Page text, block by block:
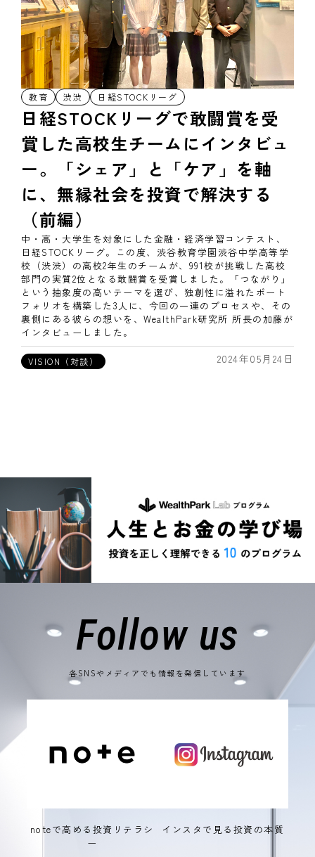
教育 渋渋 日経STOCKリーグ
日経STOCKリーグで敢闘賞を受
賞した高校生チームにインタビュ
ー。「シェア」と「ケア」を軸
に、無縁社会を投資で解決する
（前編）
中・高・大学生を対象にした金融・経済学習コンテスト、
日経STOCKリーグ。この度、渋谷教育学園渋谷中学高等学
校（渋渋）の高校2年生のチームが、991校が挑戦した高校
部門の実質2位となる敢闘賞を受賞しました。「つながり」
という抽象度の高いテーマを選び、独創性に溢れたポート
フォリオを構築した3人に、今回の一連のプロセスや、その
裏側にある彼らの想いを、WealthPark研究所 所長の加藤が
インタビューしました。
VISION（対談） 2024年05月24日
Follow us
各SNSやメディアでも情報を発信しています
noteで高める投資リテラシ
ー
インスタで見る投資の本質